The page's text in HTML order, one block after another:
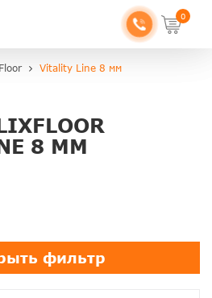
0
Vitality Line 8 мм
8 ММ
фильтр